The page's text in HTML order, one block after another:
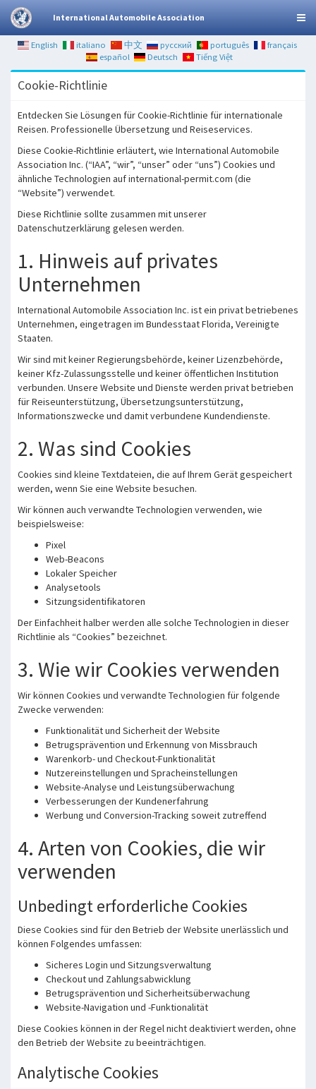
International Automobile Association
English italiano 中文 русский português
français
español
Deutsch Tiếng Việt
Cookie-Richtlinie
Entdecken Sie Lösungen für Cookie-Richtlinie für internationale
Reisen. Professionelle Übersetzung und Reiseservices.
Diese Cookie-Richtlinie erläutert, wie International Automobile
Association Inc. (“IAA”, “wir”, “unser” oder “uns”) Cookies und
ähnliche Technologien auf international-permit.com (die
“Website”) verwendet.
Diese Richtlinie sollte zusammen mit unserer
Datenschutzerklärung gelesen werden.
1. Hinweis auf privates
Unternehmen
International Automobile Association Inc. ist ein privat betriebenes
Unternehmen, eingetragen im Bundesstaat Florida, Vereinigte
Staaten.
Wir sind mit keiner Regierungsbehörde, keiner Lizenzbehörde,
keiner Kfz-Zulassungsstelle und keiner öffentlichen Institution
verbunden. Unsere Website und Dienste werden privat betrieben
für Reiseunterstützung, Übersetzungsunterstützung,
Informationszwecke und damit verbundene Kundendienste.
2. Was sind Cookies
Cookies sind kleine Textdateien, die auf Ihrem Gerät gespeichert
werden, wenn Sie eine Website besuchen.
Wir können auch verwandte Technologien verwenden, wie
beispielsweise:
Pixel
Web-Beacons
Lokaler Speicher
Analysetools
Sitzungsidentifikatoren
Der Einfachheit halber werden alle solche Technologien in dieser
Richtlinie als “Cookies” bezeichnet.
3. Wie wir Cookies verwenden
Wir können Cookies und verwandte Technologien für folgende
Zwecke verwenden:
Funktionalität und Sicherheit der Website
Betrugsprävention und Erkennung von Missbrauch
Warenkorb- und Checkout-Funktionalität
Nutzereinstellungen und Spracheinstellungen
Website-Analyse und Leistungsüberwachung
Verbesserungen der Kundenerfahrung
Werbung und Conversion-Tracking soweit zutreffend
4. Arten von Cookies, die wir
verwenden
Unbedingt erforderliche Cookies
Diese Cookies sind für den Betrieb der Website unerlässlich und
können Folgendes umfassen:
Sicheres Login und Sitzungsverwaltung
Checkout und Zahlungsabwicklung
Betrugsprävention und Sicherheitsüberwachung
Website-Navigation und -Funktionalität
Diese Cookies können in der Regel nicht deaktiviert werden, ohne
den Betrieb der Website zu beeinträchtigen.
Analytische Cookies